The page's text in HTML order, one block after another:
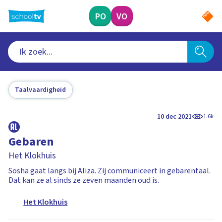
naar
hoofdinhoud
PO VO
Taalvaardigheid
10 dec 2021 1.6k
Gebaren
Het Klokhuis
Sosha gaat langs bij Aliza. Zij communiceert in gebarentaal.
Dat kan ze al sinds ze zeven maanden oud is.
Het Klokhuis